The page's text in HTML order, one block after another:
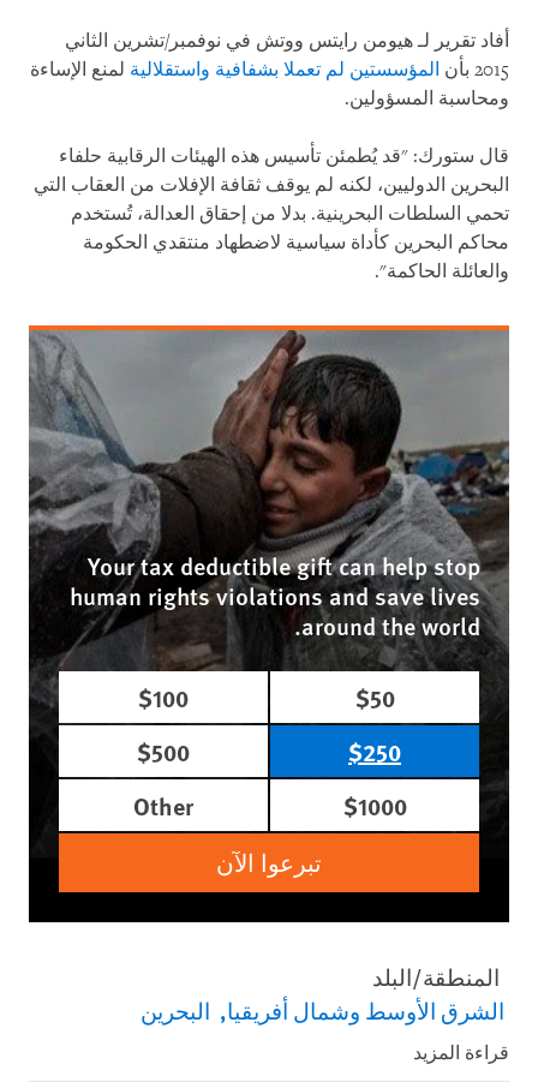
أفاد تقرير لـ هيومن رايتس ووتش في نوفمبر/تشرين الثاني
2015 بأن
المؤسستين لم تعملا بشفافية واستقلالية لمنع الإساءة
ومحاسبة المسؤولين.
قال ستورك: "قد يُطمئن تأسيس هذه الهيئات الرقابية حلفاء
البحرين الدوليين، لكنه لم يوقف ثقافة الإفلات من العقاب التي
تحمي السلطات البحرينية. بدلا من إحقاق العدالة، تُستخدم
محاكم البحرين كأداة سياسية لاضطهاد منتقدي الحكومة
والعائلة الحاكمة".
Your tax deductible gift can help stop
human rights violations and save lives
around the world.
$50
$100
$250
$500
$1000
Other
تبرعوا الآن
المنطقة/البلد
الشرق الأوسط وشمال أفريقيا البحرين
قراءة المزيد